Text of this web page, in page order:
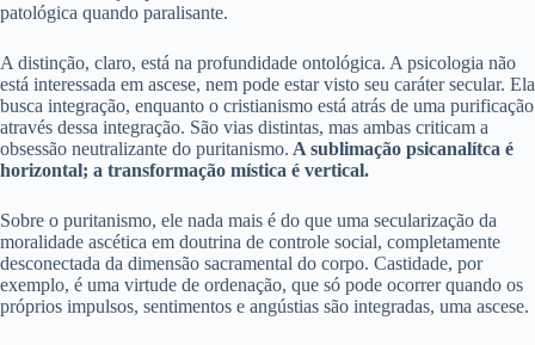
patológica quando paralisante.
A distinção, claro, está na profundidade ontológica. A psicologia não
está interessada em ascese, nem pode estar visto seu caráter secular. Ela
busca integração, enquanto o cristianismo está atrás de uma purificação
através dessa integração. São vias distintas, mas ambas criticam a
obsessão neutralizante do puritanismo. A sublimação psicanalítca é
horizontal; a transformação mística é vertical.
Sobre o puritanismo, ele nada mais é do que uma secularização da
moralidade ascética em doutrina de controle social, completamente
desconectada da dimensão sacramental do corpo. Castidade, por
exemplo, é uma virtude de ordenação, que só pode ocorrer quando os
próprios impulsos, sentimentos e angústias são integradas, uma ascese.